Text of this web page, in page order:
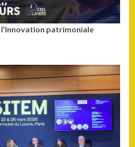
patrimoniale